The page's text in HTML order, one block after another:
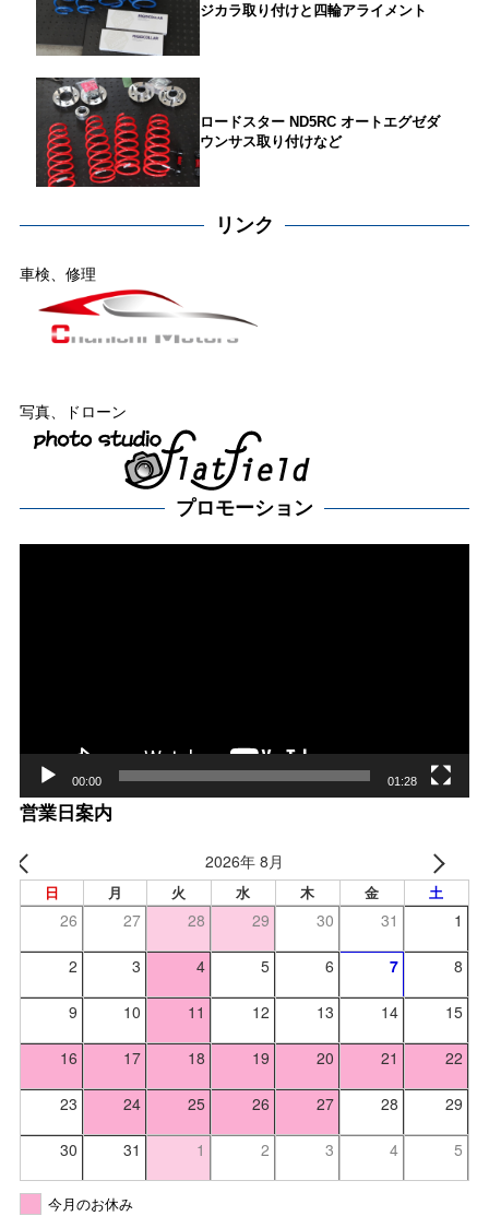
ジカラ取り付けと四輪アライメント
ロードスター ND5RC オートエグゼダ
ウンサス取り付けなど
リンク
車検、修理
写真、ドローン
プロモーション
00:00 01:28
営業日案内
2026年 8月
日 月 火 水 木 金 土
26 27 28 29 30 31 1
2 3 4 5 6 7 8
9 10 11 12 13 14 15
16 17 18 19 20 21 22
23 24 25 26 27 28 29
30 31 1 2 3 4 5
今月のお休み